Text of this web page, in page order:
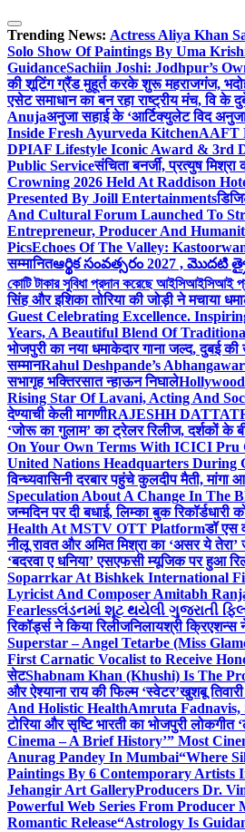
Trending News: Actress Aliya Khan
Solo Show Of Paintings By Uma
GuidanceSachiin Joshi: Jodhpur’s
की शूटिंग ग्रैंड मुहूर्त करके शुरू महराजगंज,
एसेट समाधान का बन रहा राष्ट्रीय मंच, वि के
Anujaअनुजा सहाई के ‘आर्टिक्युलेट विद
Inside Fresh Ayurveda KitchenAAFT
DPIAF Lifestyle Iconic Award & 3rd
Public Serviceसंचिता बनर्जी, प्रत्युष
Crowning 2026 Held At Raddison
Presented By Joill Entertainments
And Cultural Forum Launched To
Entrepreneur, Producer And
PicsEchoes Of The Valley:
सम्मानितఆర్థిక సంవత్సరం 2027 , మొదటి
কোটি টাকার সুবিধা প্রদান করেছে আইসিআইসিআই
सिंह और इशिका तोरिया की जोड़ी ने मचाया
Guest Celebrating Excellence.
Years, A Beautiful Blend Of
भोजपुरी का नया धमाकेदार गाना जल्द, दुबई
सम्मानRahul Deshpande’s
सभागृह भक्तिरसात न्हाऊन निघाले
Rising Star Of Lavani, Acting And
देण्याची केली मागणीRAJESHH
‘जोरू का गुलाम’ का ट्रेलर रिलीज, दर्शकों के
On Your Own Terms With ICICI Pru
United Nations Headquarters During
विन्ध्यवासिनी दरबार पहुंचे कुलदीप मैती, मांगा
Speculation About A Change In The
जन्मदिन पर दी बधाई, लिम्का बुक रिकॉर्डधारी
Health At MSTV OTT Platformडॉ एस
नीलू रावत और अमित मिश्रा का ‘असर ये तेरा’
‘बदरवा ए धनिया’ एसएफसी म्यूजिक पर हुआ
Soparrkar At Bishkek International
Lyricist And Composer Amitabh
Fearlessલંડનમાં શૂટ થયેલી ગુજરાતી
रिकॉर्ड्स ने किया रिलीजनिलायश्री क्रिएशन्स
Superstar – Angel Tetarbe (Miss
First Carnatic Vocalist to Receive
सेटShabnam Khan (Khushi) Is The
और ऐश्याना राय की फिल्म ‘स्वेटर’खुशबू
And Holistic HealthAmruta Fadnavis,
टोरिया और सृष्टि भारती का भोजपुरी
Cinema – A Brief History’” Most
Anurag Pandey In Mumbai“Where
Paintings By 6 Contemporary Artists
Jehangir Art GalleryProducers Dr.
Powerful Web Series From
Romantic Release“Astrology Is